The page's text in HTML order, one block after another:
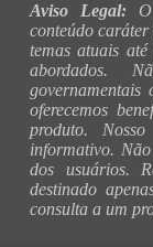
Aviso Legal:
conteúdo
temas atuais
abordados.
governamentais
oferecemos
produto.
informativo.
dos usuários.
destinado
consulta a um